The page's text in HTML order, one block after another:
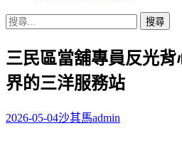
搜
關
鍵
字:
三民區當舖專員反光
界的三洋服務站
2026-05-04沙其馬admin